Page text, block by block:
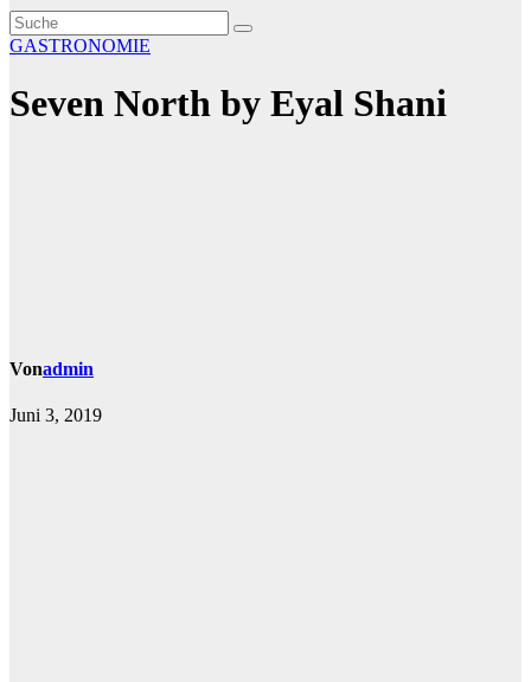
GASTRONOMIE
Seven North by Eyal Shani
Vonadmin
Juni 3, 2019